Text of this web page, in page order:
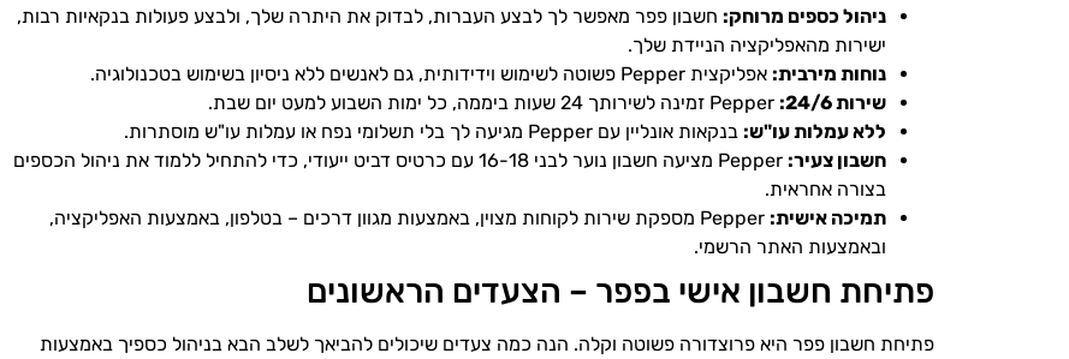
ניהול כספים מרוחק: חשבון פפר מאפשר לך לבצע העברות, לבדוק את היתרה שלך, ולבצע פעולות בנקאיות רבות,
ישירות מהאפליקציה הניידת שלך.
נוחות מירבית: אפליקצית Pepper פשוטה לשימוש וידידותית, גם לאנשים ללא ניסיון בשימוש בטכנולוגיה.
שירות 24/6:
ללא עמלות עו"ש: בנקאות אונליין עם Pepper מגיעה לך בלי תשלומי נפח או עמלות עו"ש מוסתרות.
חשבון צעיר:
Pepper מציעה חשבון נוער לבני 16-18 עם כרטיס דביט ייעודי, כדי להתחיל ללמוד את ניהול הכספים
בצורה אחראית.
תמיכה אישית:
Pepper מספקת שירות לקוחות מצוין, באמצעות מגוון דרכים – בטלפון, באמצעות האפליקציה,
ובאמצעות האתר הרשמי.
פתיחת חשבון אישי בפפר – הצעדים הראשונים
פתיחת חשבון פפר היא פרוצדורה פשוטה וקלה. הנה כמה צעדים שיכולים להביאך לשלב הבא בניהול כספיך באמצעות